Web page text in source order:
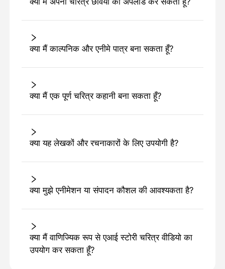
क्या मैं काल्पनिक और एनीमे पात्र बना सकता हूँ?
क्या मैं एक पूर्ण चरित्र कहानी बना सकता हूँ?
क्या यह लेखकों और रचनाकारों के लिए उपयोगी है?
क्या मुझे एनीमेशन या संपादन कौशल की आवश्यकता है?
क्या मैं वाणिज्यिक रूप से एआई स्टोरी चरित्र वीडियो का
उपयोग कर सकता हूँ?